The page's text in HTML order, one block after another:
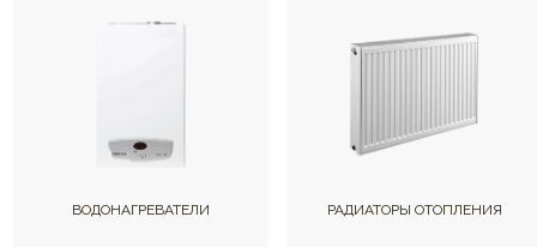
ВОДОНАГРЕВАТЕЛИ РАДИАТОРЫ ОТОПЛЕНИЯ